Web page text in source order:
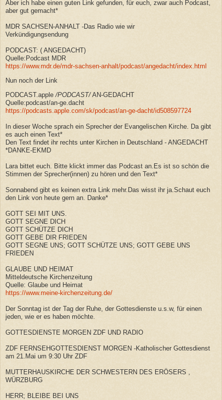
Aber ich habe einen guten Link gefunden, für euch, zwar auch Podcast,
aber gut gemacht*
MDR SACHSEN-ANHALT -Das Radio wie wir
Verkündigungsendung
PODCAST: ( ANGEDACHT)
Quelle:Podcast MDR
https://www.mdr.de/mdr-sachsen-anhalt/podcast/angedacht/index.html
Nun noch der Link
PODCAST.apple/PODCAST/AN-GEDACHT
Quelle:podcast/an-ge.dacht
https://podcasts.apple.com/sk/podcast/an-ge-dacht/id508597724
In dieser Woche sprach ein Sprecher der Evangelischen Kirche. Da gibt
es auch einen Text*
Den Text findet ihr rechts unter Kirchen in Deutschland - ANGEDACHT
*DANKE-EKMD
Lara bittet euch. Bitte klickt immer das Podcast an.Es ist so schön die
Stimmen der Sprecher(innen) zu hören und den Text*
Sonnabend gibt es keinen extra Link mehr.Das wisst ihr ja.Schaut euch
den Link von heute gern an. Danke*
GOTT SEI MIT UNS.
GOTT SEGNE DICH
GOTT SCHÜTZE DICH
GOTT GEBE DIR FRIEDEN
GOTT SEGNE UNS; GOTT SCHÜTZE UNS; GOTT GEBE UNS
FRIEDEN
GLAUBE UND HEIMAT
Mitteldeutsche Kirchenzeitung
Quelle: Glaube und Heimat
https://www.meine-kirchenzeitung.de/
Der Sonntag ist der Tag der Ruhe, der Gottesdienste u.s.w, für einen
jeden, wie er es haben möchte.
GOTTESDIENSTE MORGEN ZDF UND RADIO
ZDF FERNSEHGOTTESDIENST MORGEN -Katholischer Gottesdienst
am 21.Mai um 9:30 Uhr ZDF
MUTTERHAUSKIRCHE DER SCHWESTERN DES ERÖSERS ,
WÜRZBURG
HERR; BLEIBE BEI UNS